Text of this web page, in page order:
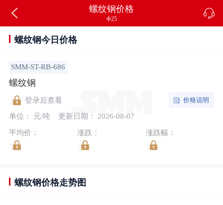
螺纹钢价格
Φ25
螺纹钢今日价格
SMM-ST-RB-686
螺纹钢
登录后查看
单位： 元/吨
更新日期： 2026-08-07
价格说明
平均价： 涨跌： 涨跌幅：
螺纹钢价格走势图